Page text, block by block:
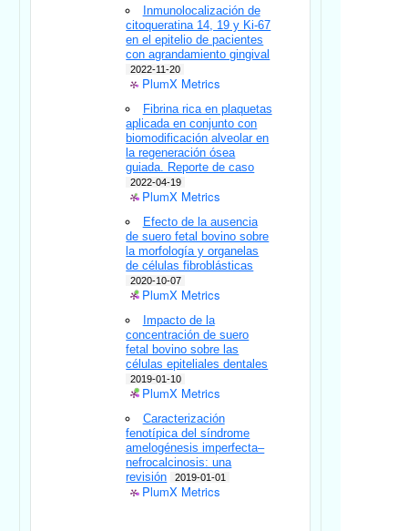
Inmunolocalización de
citoqueratina 14, 19 y Ki-67
en el epitelio de pacientes
con agrandamiento gingival
2022-11-20
PlumX Metrics
Fibrina rica en plaquetas
aplicada en conjunto con
biomodificación alveolar en
la regeneración ósea
guiada. Reporte de caso
2022-04-19
PlumX Metrics
Efecto de la ausencia
de suero fetal bovino sobre
la morfología y organelas
de células fibroblásticas
2020-10-07
PlumX Metrics
Impacto de la
concentración de suero
fetal bovino sobre las
células epiteliales dentales
2019-01-10
PlumX Metrics
Caracterización
fenotípica del síndrome
amelogénesis imperfecta–
nefrocalcinosis: una
revisión
2019-01-01
PlumX Metrics